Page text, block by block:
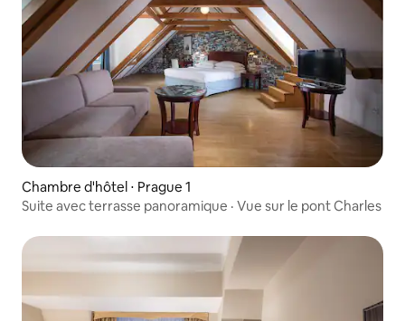
Chambre d'hôtel ⋅ Prague 1
Suite avec terrasse panoramique · Vue sur le pont Charles